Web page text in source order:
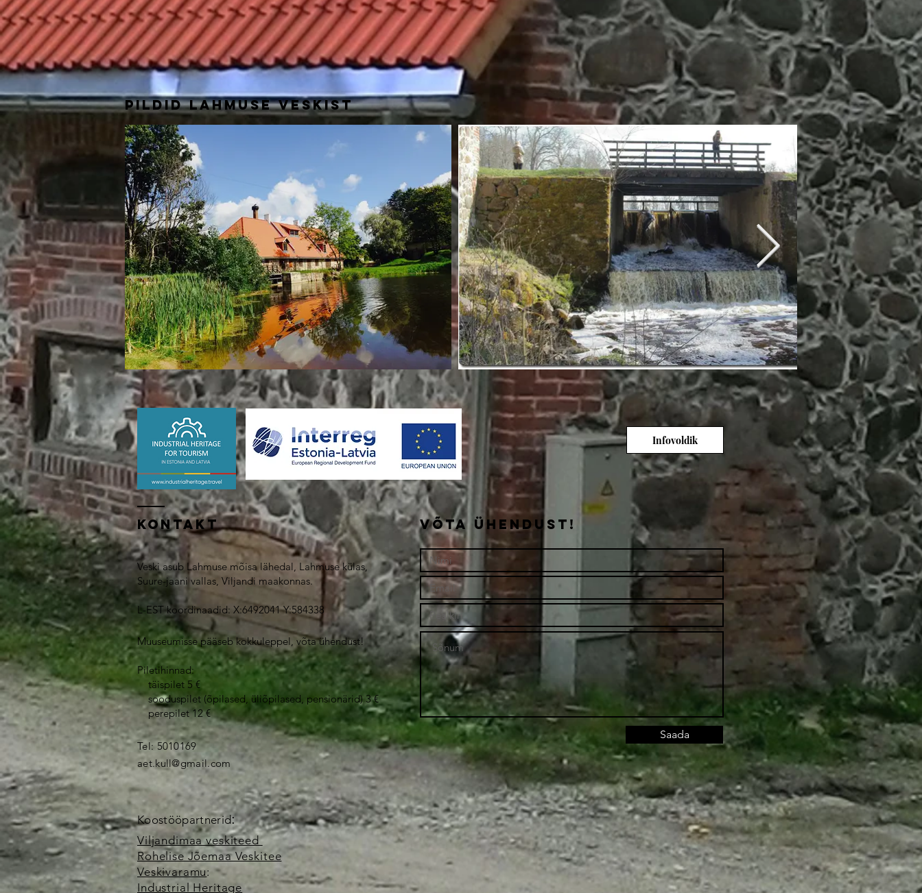
Pildid lahmuse veskist
Infovoldik
Kontakt
Veski asub Lahmuse mõisa lähedal, Lahmuse külas,
Suure-jaani vallas, Viljandi maakonnas.
L-EST koordinaadid: X:6492041 Y:584338
Muuseumisse pääseb kokkuleppel, võta ühendust!
Piletihinnad:
täispilet 5 €
sooduspilet (õpilased, üliõpilased, pensionärid) 3 €
perepilet 12 €
Tel: 5010169​
aet.kull@gmail.com
Koostööpartnerid:
Viljandimaa veskiteed
Rohelise Jõemaa Veskitee
Veskivaramu:
Industrial Heritage
Võta ühendust!
Saada